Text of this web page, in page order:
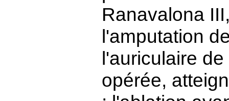
Ranavalona
l'amputation
l'auriculaire
opérée,